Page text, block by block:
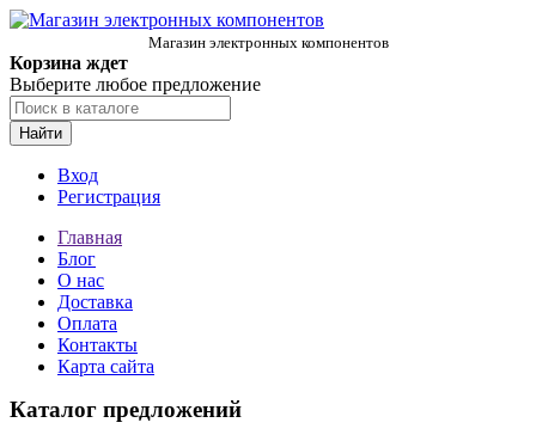
Магазин электронных компонентов
Корзина ждет
Выберите любое предложение
Найти
Вход
Регистрация
Главная
Блог
О нас
Доставка
Оплата
Контакты
Карта сайта
Каталог предложений